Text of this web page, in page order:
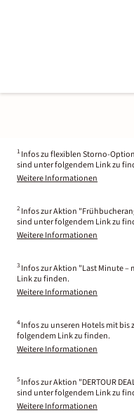
1 Infos zu flexiblen Storno-
sind unter folgendem Link zu
Weitere Informationen
2 Infos zur Aktion
sind unter folgendem Link zu
Weitere Informationen
3 Infos zur Aktion "Last Minute –
Link zu finden.
Weitere Informationen
4 Infos zu unseren Hotels mit
folgendem Link zu finden.
Weitere Informationen
5 Infos zur Aktion "DERTOUR
sind unter folgendem Link zu
Weitere Informationen